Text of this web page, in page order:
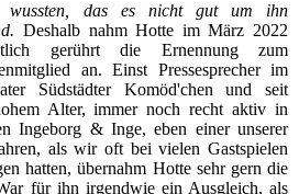
wussten, das es nicht gut um ihn
Deshalb nahm Hotte im März 2022
gerührt die Ernennung zum
an. Einst Pressesprecher im
Südstädter Komöd'chen und seit
Alter, immer noch recht aktiv in
Ingeborg & Inge, eben einer unserer
als wir oft bei vielen Gastspielen
hatten, übernahm Hotte sehr gern die
für ihn irgendwie ein Ausgleich, als